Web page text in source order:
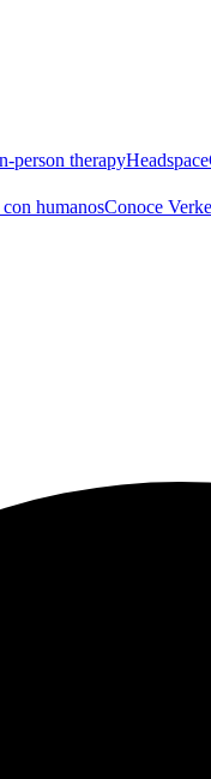
person therapyHeadspace
humanosConoce Verke